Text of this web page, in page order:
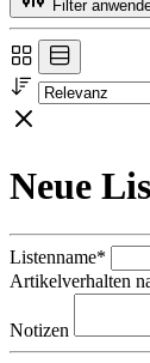
Filter
Neue
Listenname*
Artikelverhalten
Notizen